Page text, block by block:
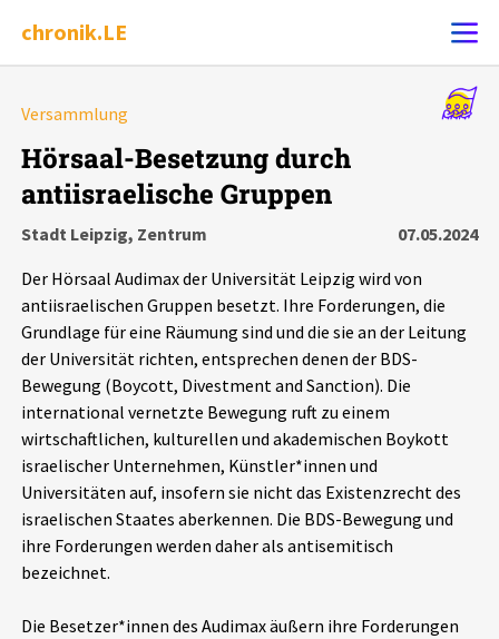
chronik.LE
Chronik
Leipziger Zustände
Schlaglichter
Phänomene
Aktuelles
Alle Beiträge
Veranstaltungen
Versammlung
Hörsaal-Besetzung durch
antiisraelische Gruppen
Stadt Leipzig, Zentrum
07.05.2024
Der Hörsaal Audimax der Universität Leipzig wird von
antiisraelischen Gruppen besetzt. Ihre Forderungen, die
Grundlage für eine Räumung sind und die sie an der Leitung
der Universität richten, entsprechen denen der BDS-
Bewegung (Boycott, Divestment and Sanction). Die
international vernetzte Bewegung ruft zu einem
wirtschaftlichen, kulturellen und akademischen Boykott
israelischer Unternehmen, Künstler*innen und
Universitäten auf, insofern sie nicht das Existenzrecht des
israelischen Staates aberkennen. Die BDS-Bewegung und
ihre Forderungen werden daher als antisemitisch
bezeichnet.
Die Besetzer*innen des Audimax äußern ihre Forderungen
Alle Ereignisse
7502 Ereignisse
Ereignisse Statistik